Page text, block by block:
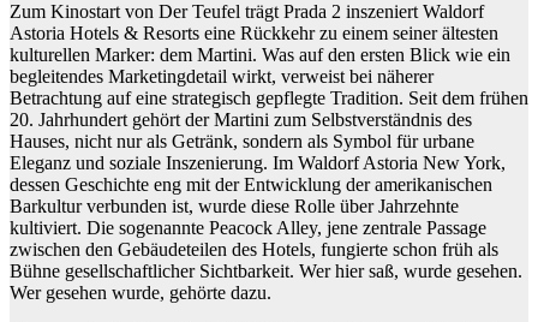
Zum Kinostart von Der Teufel trägt Prada 2 inszeniert Waldorf
Astoria Hotels & Resorts eine Rückkehr zu einem seiner ältesten
kulturellen Marker: dem Martini. Was auf den ersten Blick wie ein
begleitendes Marketingdetail wirkt, verweist bei näherer
Betrachtung auf eine strategisch gepflegte Tradition. Seit dem frühen
20. Jahrhundert gehört der Martini zum Selbstverständnis des
Hauses, nicht nur als Getränk, sondern als Symbol für urbane
Eleganz und soziale Inszenierung. Im Waldorf Astoria New York,
dessen Geschichte eng mit der Entwicklung der amerikanischen
Barkultur verbunden ist, wurde diese Rolle über Jahrzehnte
kultiviert. Die sogenannte Peacock Alley, jene zentrale Passage
zwischen den Gebäudeteilen des Hotels, fungierte schon früh als
Bühne gesellschaftlicher Sichtbarkeit. Wer hier saß, wurde gesehen.
Wer gesehen wurde, gehörte dazu.